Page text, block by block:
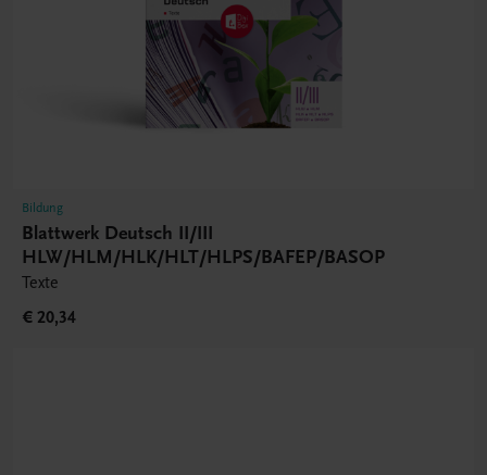
Bildung
Blattwerk Deutsch II/III
HLW/HLM/HLK/HLT/HLPS/BAFEP/BASOP
Texte
€ 20,34